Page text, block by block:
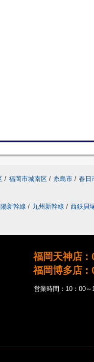
/ 福岡市城南区 / 糸島市 / 春日
新幹線 / 九州新幹線 / 西鉄貝
福岡天神店 :
福岡博多店 :
営業時間：10：00